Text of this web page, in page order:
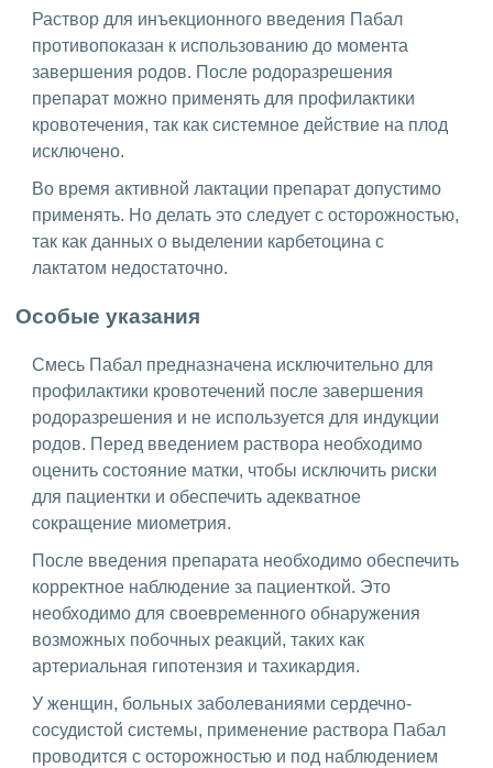
Раствор для инъекционного введения Пабал
противопоказан к использованию до момента
завершения родов. После родоразрешения
препарат можно применять для профилактики
кровотечения, так как системное действие на плод
исключено.
Во время активной лактации препарат допустимо
применять. Но делать это следует с осторожностью,
так как данных о выделении карбетоцина с
лактатом недостаточно.
Особые указания
Смесь Пабал предназначена исключительно для
профилактики кровотечений после завершения
родоразрешения и не используется для индукции
родов. Перед введением раствора необходимо
оценить состояние матки, чтобы исключить риски
для пациентки и обеспечить адекватное
сокращение миометрия.
После введения препарата необходимо обеспечить
корректное наблюдение за пациенткой. Это
необходимо для своевременного обнаружения
возможных побочных реакций, таких как
артериальная гипотензия и тахикардия.
У женщин, больных заболеваниями сердечно-
сосудистой системы, применение раствора Пабал
проводится с осторожностью и под наблюдением